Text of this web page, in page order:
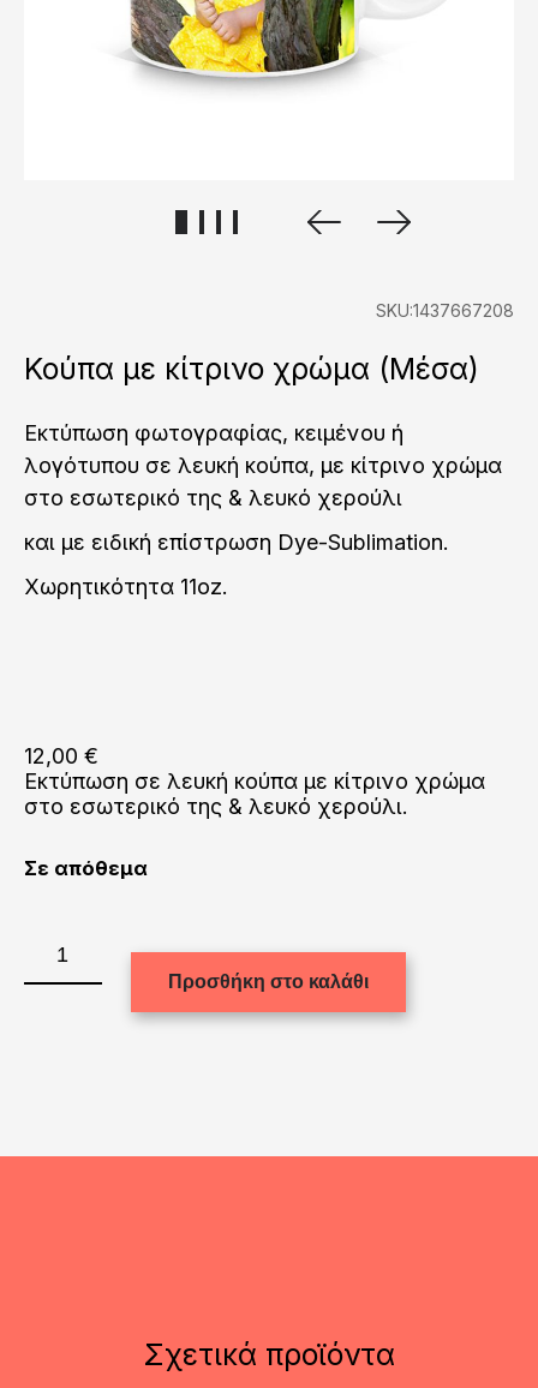
SKU:1437667208
Κούπα με κίτρινο χρώμα (Μέσα)
Εκτύπωση φωτογραφίας, κειμένου ή
λογότυπου σε λευκή κούπα, με κίτρινο χρώμα
στο εσωτερικό της & λευκό χερούλι
και με ειδική επίστρωση Dye-Sublimation.
Χωρητικότητα 11oz.
12,00 €
Εκτύπωση σε λευκή κούπα με κίτρινο χρώμα
στο εσωτερικό της & λευκό χερούλι.
Σε απόθεμα
κίτρινο
Προσθήκη στο καλάθι
Σχετικά προϊόντα